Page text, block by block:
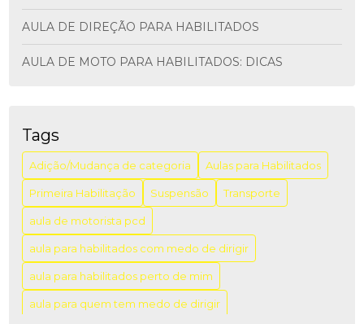
AULA DE DIREÇÃO PARA HABILITADOS
AULA DE MOTO PARA HABILITADOS: DICAS
IMPORTANTES
INCLUSÃO E A SEGURANÇA NO TRÂNSITO
AULA DIREÇÃO PARA HABILITADOS: APRENDA COM
SEGURANÇA
AULA DIREÇÃO PARA HABILITADOS: DICAS PARA
APRIMORAR SUAS HABILIDADES AO VOLANTE
AULA PARA HABILITADOS COM PREÇO ACESSÍVEL:
Tags
Adição/Mudança de categoria Aulas para Habilitados
Primeira Habilitação Suspensão Transporte
aula de motorista pcd
aula para habilitados com medo de dirigir
aula para habilitados perto de mim
aula para quem tem medo de dirigir